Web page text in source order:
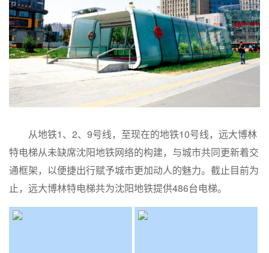
从地铁1、2、9号线，至现在的地铁10号线，远大博林
特电梯从未缺席沈阳地铁网络的构建，与城市共同更新着交
通框架，以便捷出行赋予城市更加动人的魅力。截止目前为
止，远大博林特电梯共为沈阳地铁提供486台电梯。